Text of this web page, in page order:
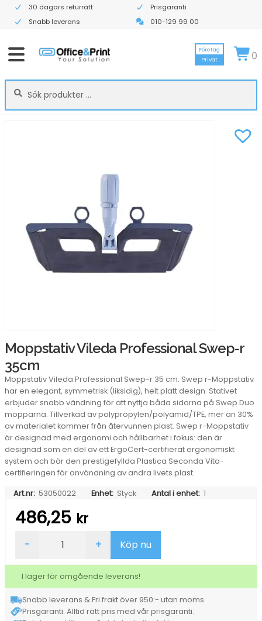
30 dagars returrätt
Prisgaranti
Snabb leverans
010-129 99 00
Sök
efter:
Sök
Företag
Privat
0
Moppstativ Vileda Professional Swep-r
35cm
Moppstativ Vileda Professional Swep-r 35 cm. Swep r-Moppstativ
har en elegant, symmetrisk (liksidig), helt platt design. Stativet
erbjuder snabb vändning för att nyttja båda sidorna på Swep Duo
mopparna. Tillverkad av polypropylen/polyamid/TPE, mer än 30%
av materialet kommer från återvunnen plast. Swep r-Moppstativ
är designad med ergonomi och hållbarhet i fokus: den är
designad som en del av ett ErgoCert-certifierat ergonomiskt
system och bär den prestigefyllda Plastica Seconda Vita-
certifieringen för användning av andra livets plast.
Art.nr: 53050022 Enhet: Styck Antal i enhet: 1
486,25 kr
Vileda
Swep-
35cm
mängd
- + Köp nu
I lager för omgående leverans!
Snabb leverans & Fri frakt över 950:- utan moms.
Prisgaranti. Alltid rätt pris med vår prisgaranti.